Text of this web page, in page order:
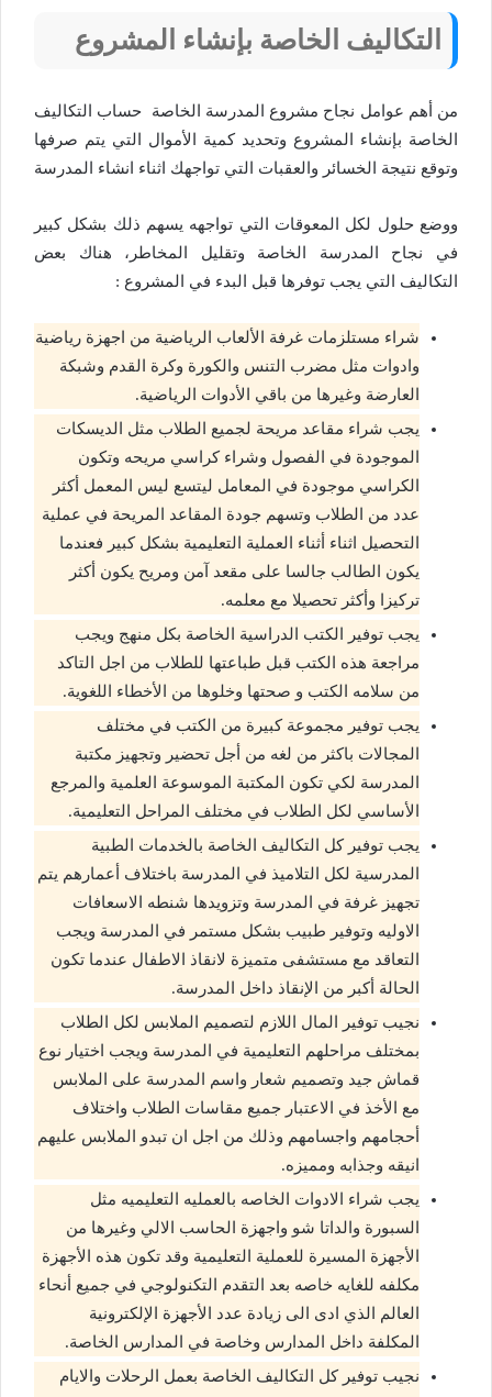
التكاليف الخاصة بإنشاء المشروع
من أهم عوامل نجاح مشروع المدرسة الخاصة حساب التكاليف
الخاصة بإنشاء المشروع وتحديد كمية الأموال التي يتم صرفها
وتوقع نتيجة الخسائر والعقبات التي تواجهك اثناء انشاء المدرسة
ووضع حلول لكل المعوقات التي تواجهه يسهم ذلك بشكل كبير
في نجاح المدرسة الخاصة وتقليل المخاطر، هناك بعض
التكاليف التي يجب توفرها قبل البدء في المشروع :
شراء مستلزمات غرفة الألعاب الرياضية من اجهزة رياضية
وادوات مثل مضرب التنس والكورة وكرة القدم وشبكة
العارضة وغيرها من باقي الأدوات الرياضية.
يجب شراء مقاعد مريحة لجميع الطلاب مثل الديسكات
الموجودة في الفصول وشراء كراسي مريحه وتكون
الكراسي موجودة في المعامل ليتسع ليس المعمل أكثر
عدد من الطلاب وتسهم جودة المقاعد المريحة في عملية
التحصيل اثناء أثناء العملية التعليمية بشكل كبير فعندما
يكون الطالب جالسا على مقعد آمن ومريح يكون أكثر
تركيزا وأكثر تحصيلا مع معلمه.
يجب توفير الكتب الدراسية الخاصة بكل منهج ويجب
مراجعة هذه الكتب قبل طباعتها للطلاب من اجل التاكد
من سلامه الكتب و صحتها وخلوها من الأخطاء اللغوية.
يجب توفير مجموعة كبيرة من الكتب في مختلف
المجالات باكثر من لغه من أجل تحضير وتجهيز مكتبة
المدرسة لكي تكون المكتبة الموسوعة العلمية والمرجع
الأساسي لكل الطلاب في مختلف المراحل التعليمية.
يجب توفير كل التكاليف الخاصة بالخدمات الطبية
المدرسية لكل التلاميذ في المدرسة باختلاف أعمارهم يتم
تجهيز غرفة في المدرسة وتزويدها شنطه الاسعافات
الاوليه وتوفير طبيب بشكل مستمر في المدرسة ويجب
التعاقد مع مستشفى متميزة لانقاذ الاطفال عندما تكون
الحالة أكبر من الإنقاذ داخل المدرسة.
نجيب توفير المال اللازم لتصميم الملابس لكل الطلاب
بمختلف مراحلهم التعليمية في المدرسة ويجب اختيار نوع
قماش جيد وتصميم شعار واسم المدرسة على الملابس
مع الأخذ في الاعتبار جميع مقاسات الطلاب واختلاف
أحجامهم واجسامهم وذلك من اجل ان تبدو الملابس عليهم
انيقه وجذابه ومميزه.
يجب شراء الادوات الخاصه بالعمليه التعليميه مثل
السبورة والداتا شو واجهزة الحاسب الالي وغيرها من
الأجهزة المسيرة للعملية التعليمية وقد تكون هذه الأجهزة
مكلفه للغايه خاصه بعد التقدم التكنولوجي في جميع أنحاء
العالم الذي ادى الى زيادة عدد الأجهزة الإلكترونية
المكلفة داخل المدارس وخاصة في المدارس الخاصة.
نجيب توفير كل التكاليف الخاصة بعمل الرحلات والايام